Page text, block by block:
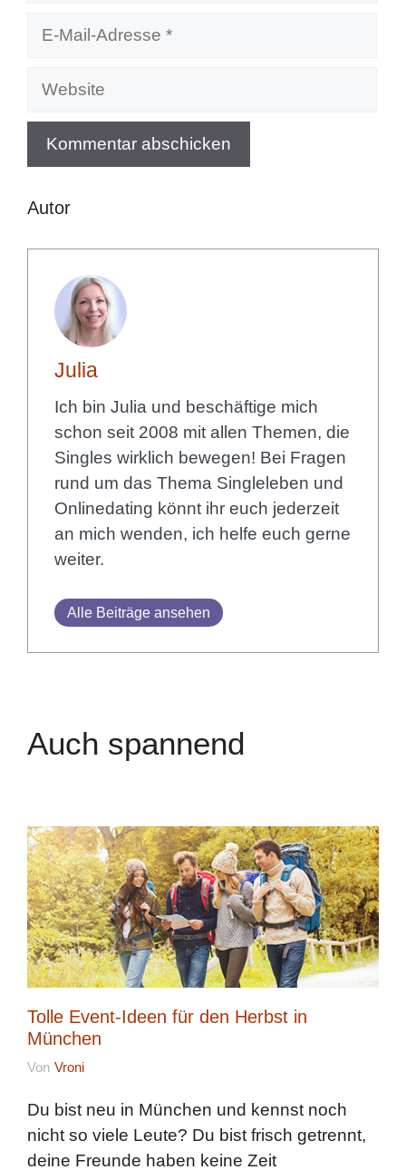
Website
Autor
Julia
Ich bin Julia und beschäftige mich
schon seit 2008 mit allen Themen, die
Singles wirklich bewegen! Bei Fragen
rund um das Thema Singleleben und
Onlinedating könnt ihr euch jederzeit
an mich wenden, ich helfe euch gerne
weiter.
Alle Beiträge ansehen
Auch spannend
Tolle Event-Ideen für den Herbst in
München
Von Vroni
Du bist neu in München und kennst noch
nicht so viele Leute? Du bist frisch getrennt,
deine Freunde haben keine Zeit